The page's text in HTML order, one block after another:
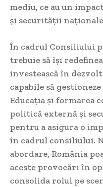
mediu, ce au un
și securității
În cadrul Consiliului
trebuie să își
investească în
capabile să
Educația și formarea
politică externă și
pentru a asigura o
în cadrul consiliului.
abordare, România
aceste provocări în
consolida rolul pe